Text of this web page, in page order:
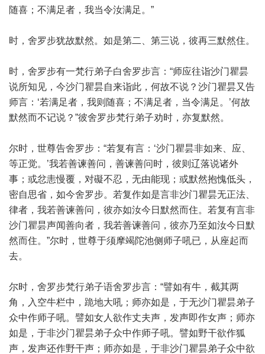
随喜；不满足者，我当令汝满足。”
时，舍罗步犹故默然。如是第二、第三说，彼再三默然住。
时，舍罗步有一梵行弟子白舍罗步言：“师应往诣沙门瞿昙
说所知见，今沙门瞿昙自来诣此，何故不说？沙门瞿昙又告
师言：‘若满足者，我则随喜；不满足者，当令满足。’何故
默然而不记说？”彼舍罗步梵行弟子劝时，亦复默然。
尔时，世尊告舍罗步：“若复有言：‘沙门瞿昙非如来、应、
等正觉。’我若善谏善问，善谏善问时，彼则辽落说诸外
事；或忿恚慢覆，对礙不忍，无由能现；或默然抱愧低头，
密自思省，如今舍罗步。若复作如是言非沙门瞿昙无正法、
律者，我若善谏善问，彼亦如汝今日默然而住。若复有言非
沙门瞿昙声闻善向者，我若善谏善问，彼亦乃至如汝今日默
然而住。”尔时，世尊于须摩竭陀池侧师子吼已，从座起而
去。
尔时，舍罗步梵行弟子语舍罗步言：“譬如有牛，截其两
角，入空牛栏中，跪地大吼；师亦如是，于无沙门瞿昙弟子
众中作师子吼。譬如女人欲作丈夫声，发声即作女声；师亦
如是，于非沙门瞿昙弟子众中作师子吼。譬如野干欲作狐
声，发声还作野干声；师亦如是，于非沙门瞿昙弟子众中欲